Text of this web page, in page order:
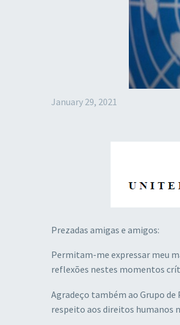
January 29, 2021
Prezadas amigas e amigos:
Permitam-me expressar meu
reflexões nestes momentos
Agradeço também ao Grupo de
respeito aos direitos humanos